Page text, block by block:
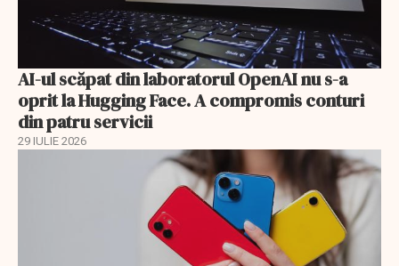
AI-ul scăpat din laboratorul OpenAI nu s-a
oprit la Hugging Face. A compromis conturi
din patru servicii
29 IULIE 2026